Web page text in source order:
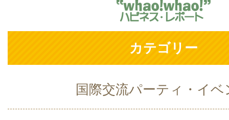
カテゴリー
国際交流パーティ・イベ